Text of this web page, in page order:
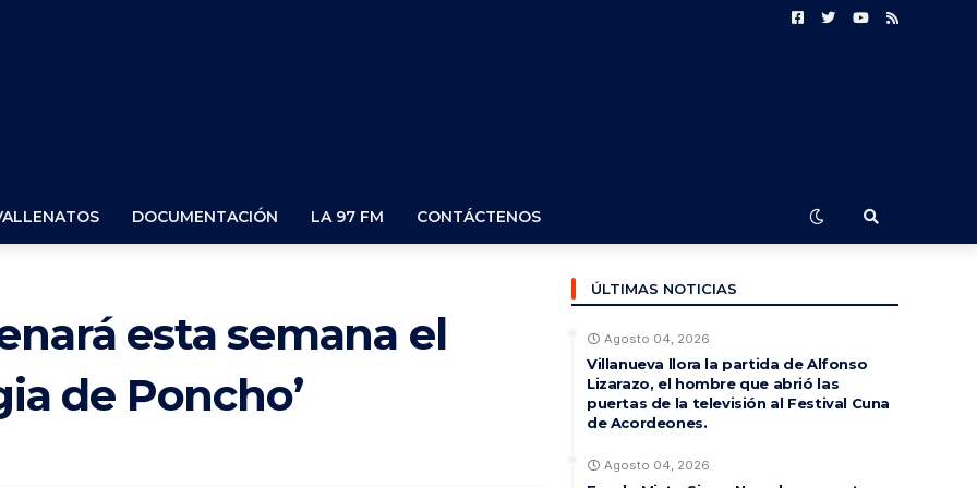
DOCUMENTACIÓN LA 97 FM CONTÁCTENOS
esta semana el
de Poncho’
ÚLTIMAS NOTICIAS
Agosto 04, 2026
Villanueva llora la partida de Alfonso
Lizarazo, el hombre que abrió las
puertas de la televisión al Festival Cuna
de Acordeones.
Agosto 04, 2026